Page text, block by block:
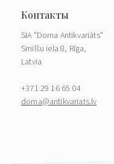
SIA "Doma Antikvariāts"
Smilšu iela 8, Rīga,
Latvia
+371 29 16 65 04
doma@antikvariats.lv